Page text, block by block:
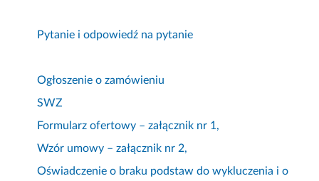
Pytanie i odpowiedź na pytanie
Ogłoszenie o zamówieniu
SWZ
Formularz ofertowy – załącznik nr 1,
Wzór umowy – załącznik nr 2,
Oświadczenie o braku podstaw do wykluczenia i o